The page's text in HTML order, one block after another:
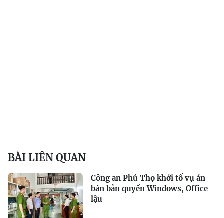
BÀI LIÊN QUAN
Công an Phú Thọ khởi tố vụ án
bán bản quyền Windows, Office
lậu